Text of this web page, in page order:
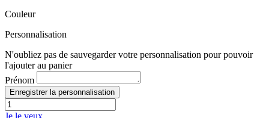
Couleur
Personnalisation
N'oubliez pas de sauvegarder votre personnalisation pour pouvoir
l'ajouter au panier
Prénom
Enregistrer la personnalisation